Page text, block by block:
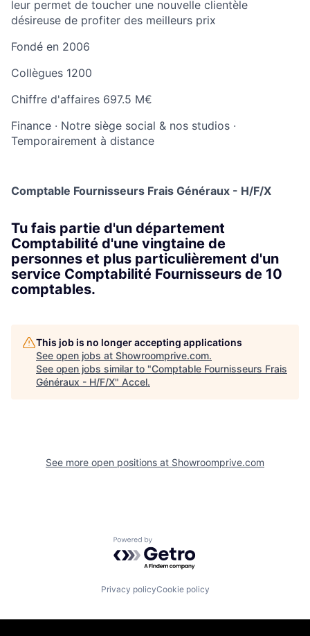
leur permet de toucher une nouvelle clientèle
désireuse de profiter des meilleurs prix
Fondé en 2006
Collègues 1200
Chiffre d'affaires 697.5 M€
Finance · Notre siège social & nos studios ·
Temporairement à distance
Comptable Fournisseurs Frais Généraux - H/F/X
Tu fais partie d'un département
Comptabilité d'une vingtaine de
personnes et plus particulièrement d'un
service Comptabilité Fournisseurs de 10
comptables.
This job is no longer accepting applications
See open jobs at Showroomprive.com.
See open jobs similar to "Comptable Fournisseurs Frais
Généraux - H/F/X" Accel.
See more open positions at Showroomprive.com
Powered by Getro.com
Privacy policyCookie policy